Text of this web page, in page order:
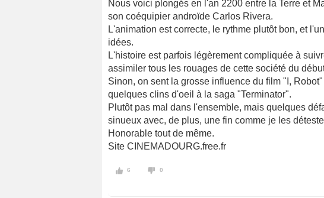
Nous voici plongés en l'an 2200 entre la Terre et
son coéquipier androïde Carlos Rivera.
L'animation est correcte, le rythme plutôt bon, et
idées.
L'histoire est parfois légèrement compliquée à
assimiler tous les rouages de cette société du
Sinon, on sent la grosse influence du film "I,
quelques clins d'oeil à la saga "Terminator".
Plutôt pas mal dans l'ensemble, mais quelques
sinueux avec, de plus, une fin comme je les
Honorable tout de même.
Site CINEMADOURG.free.fr
6 0